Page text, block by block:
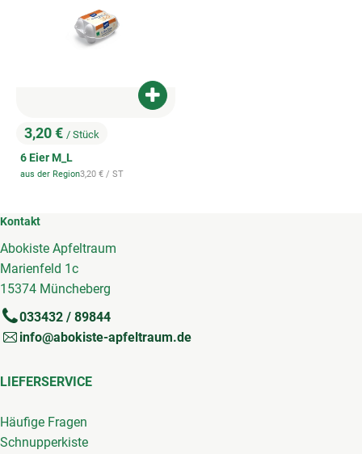
So geht's
Unsere regionalen Erzeuger
, Preis:
3,20 € / Stück
6 Eier M_L
, Herkunft:
aus der Region, Referenzpreis:
3,20 € / ST
Produkt zum Warenkorb hinzufügen
Kontakt
Abokiste Apfeltraum
Marienfeld 1c
15374 Müncheberg
033432 / 89844
info@abokiste-apfeltraum.de
LIEFERSERVICE
Häufige Fragen
Schnupperkiste